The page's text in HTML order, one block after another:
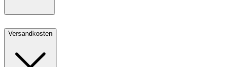
Versandkosten